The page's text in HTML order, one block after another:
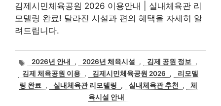
김제시민체육공원 2026 이용안내 | 실내체육관 리
모델링 완료! 달라진 시설과 편의 혜택을 자세히 알
려드립니다.
태
그
2026년 안내 , 2026년 체육시설 , 김제 공원 정보
,
김제 체육공원 이용 , 김제시민체육공원 2026 ,
리모델
링 완료
, 실내체육관 리모델링 , 실내체육관 추천 ,
체
육시설 안내